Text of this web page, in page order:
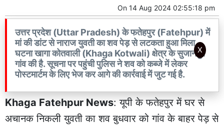
On 14 Aug 2024 02:55:18 pm
उत्तर प्रदेश (Uttar Pradesh) के फतेहपुर (Fatehpur) में
मां की डांट से नाराज युवती का शव पेड़ से लटकता हुआ मिला.
घटना खागा कोतवाली (Khaga Kotwali) क्षेत्र के सुजानपुर
गांव की है. सूचना पर पहुंची पुलिस ने शव को कब्जे में लेकर
पोस्टमार्टम के लिए भेज कर आगे की कार्रवाई में जुट गई है.
Khaga Fatehpur News: यूपी केफतेहपुर में घर से
अचानक निकली युवती का शव बुधवार को गांव के बाहर पेड़ से
X